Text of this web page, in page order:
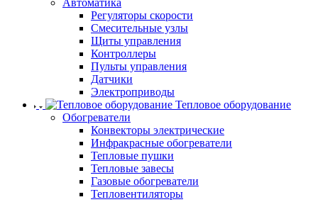
Автоматика
Регуляторы скорости
Смесительные узлы
Щиты управления
Контроллеры
Пульты управления
Датчики
Электроприводы
Тепловое оборудование
Обогреватели
Конвекторы электрические
Инфракрасные обогреватели
Тепловые пушки
Тепловые завесы
Газовые обогреватели
Тепловентиляторы